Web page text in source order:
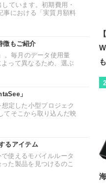
ています。初期費用・
事における「実質月額料
徴もご紹介
。毎月のデータ使用量
って異なるため、選ぶ
」
定した小型プロジェク
てそこから取り込んだ映
るアイテム
使えるモバイルルータ
た製品を見つけるのこ
2